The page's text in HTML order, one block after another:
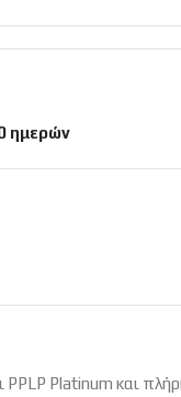
ημερών
PPLP Platinum και